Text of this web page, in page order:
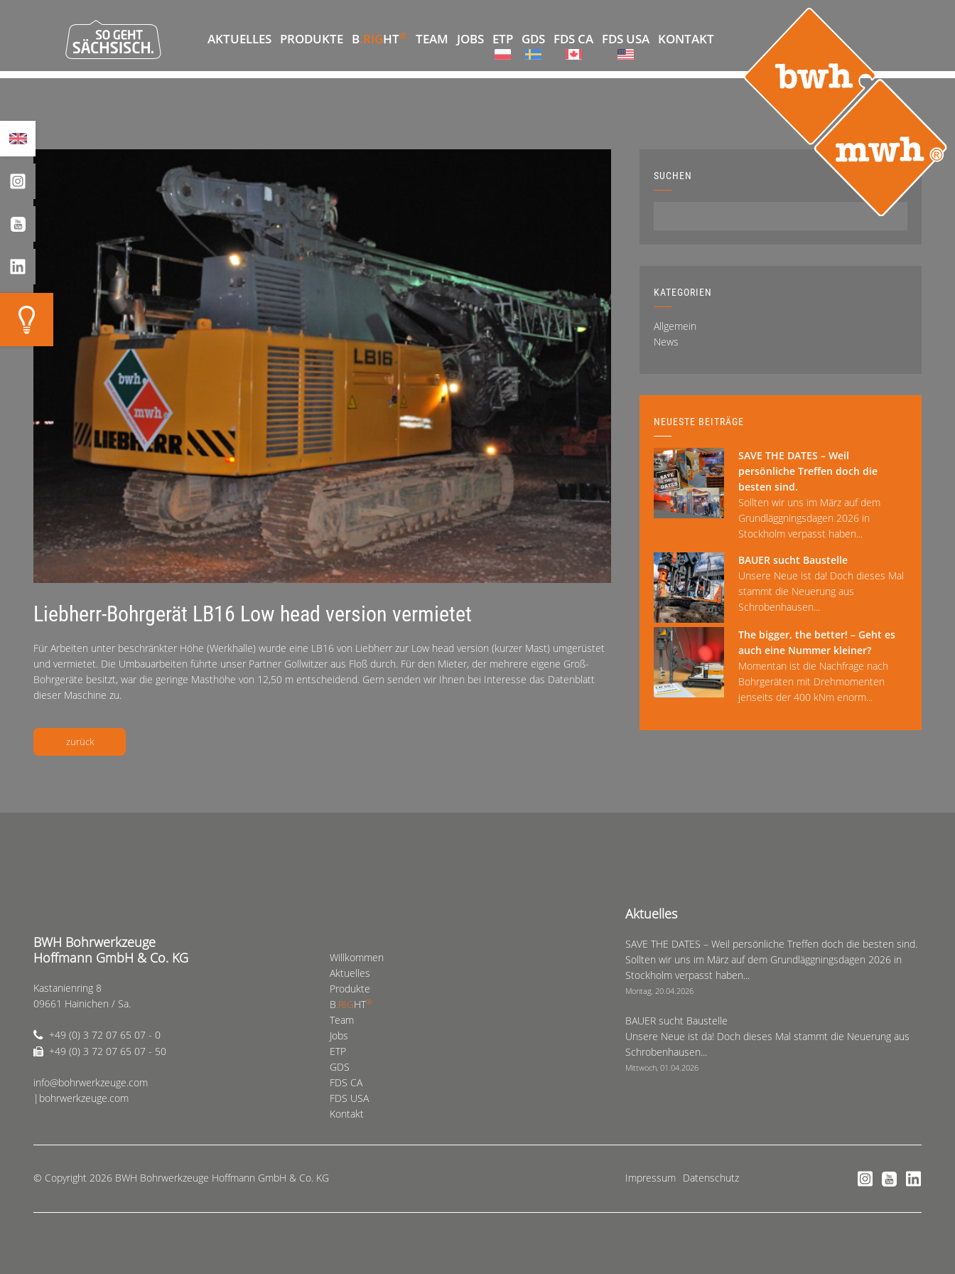
AKTUELLES PRODUKTE B.RIGHT® TEAM JOBS ETP GDS FDS CA FDS USA KONTAKT
Liebherr-Bohrgerät LB16 Low head version vermietet
Für Arbeiten unter beschränkter Höhe (Werkhalle) wurde eine LB16 von Liebherr zur Low head version (kurzer Mast) umgerüstet
und vermietet. Die Umbauarbeiten führte unser Partner Gollwitzer aus Floß durch. Für den Mieter, der mehrere eigene Groß-
Bohrgeräte besitzt, war die geringe Masthöhe von 12,50 m entscheidend. Gern senden wir Ihnen bei Interesse das Datenblatt
dieser Maschine zu.
zurück
SUCHEN
KATEGORIEN
Allgemein
News
NEUESTE BEITRÄGE
SAVE THE DATES – Weil
persönliche Treffen doch die
besten sind.
Sollten wir uns im März auf dem
Grundläggningsdagen 2026 in
Stockholm verpasst haben...
BAUER sucht Baustelle
Unsere Neue ist da! Doch dieses Mal
stammt die Neuerung aus
Schrobenhausen...
The bigger, the better! – Geht es
auch eine Nummer kleiner?
Momentan ist die Nachfrage nach
Bohrgeräten mit Drehmomenten
jenseits der 400 kNm enorm...
BWH Bohrwerkzeuge
Hoffmann GmbH & Co. KG
Kastanienring 8
09661 Hainichen / Sa.
+49 (0) 3 72 07 65 07 - 0
+49 (0) 3 72 07 65 07 - 50
info@bohrwerkzeuge.com
|bohrwerkzeuge.com
Willkommen
Aktuelles
Produkte
B.RIGHT®
Team
Jobs
ETP
GDS
FDS CA
FDS USA
Kontakt
Aktuelles
SAVE THE DATES – Weil persönliche Treffen doch die besten sind.
Sollten wir uns im März auf dem Grundläggningsdagen 2026 in
Stockholm verpasst haben...
Montag, 20.04.2026
BAUER sucht Baustelle
Unsere Neue ist da! Doch dieses Mal stammt die Neuerung aus
Schrobenhausen...
Mittwoch, 01.04.2026
© Copyright 2026 BWH Bohrwerkzeuge Hoffmann GmbH & Co. KG Impressum Datenschutz